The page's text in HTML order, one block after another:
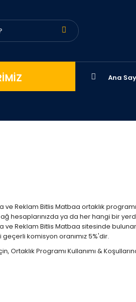
Ana
ve Reklam Bitlis Matbaa ortaklık
hesaplarınızda ya da her hangi bir
ve Reklam Bitlis Matbaa sitesinde
komisyon oranımız 5%'dir.
Ortaklık Programı Kullanımı &